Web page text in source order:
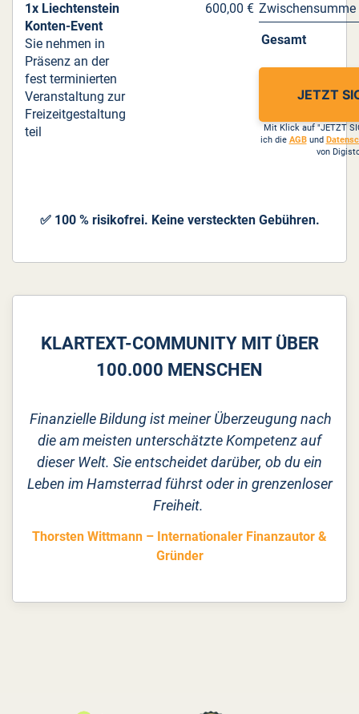
1x Liechtenstein
Konten-Event
Sie nehmen in
Präsenz an der
fest terminierten
Veranstaltung zur
Freizeitgestaltung
teil
600,00 € Zwischensumme
Gesamt
JETZT
Mit Klick auf "JETZT
ich die AGBund
von
✅ 100 % risikofrei. Keine versteckten Gebühren.
KLARTEXT-COMMUNITY MIT ÜBER
100.000 MENSCHEN
Finanzielle Bildung ist meiner Überzeugung nach
die am meisten unterschätzte Kompetenz auf
dieser Welt. Sie entscheidet darüber, ob du ein
Leben im Hamsterrad führst oder in grenzenloser
Freiheit.
Thorsten Wittmann – Internationaler Finanzautor &
Gründer